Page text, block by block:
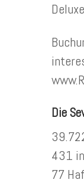
Die
431
77